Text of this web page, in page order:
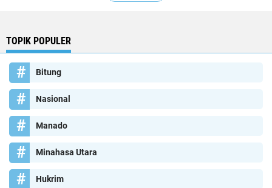
TOPIK POPULER
Bitung
Nasional
Manado
Minahasa Utara
Hukrim